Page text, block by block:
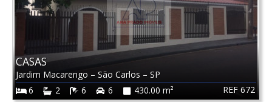
REF 672
CASAS
Jardim Macarengo – São Carlos – SP
6
2 6 6 430.00 m²